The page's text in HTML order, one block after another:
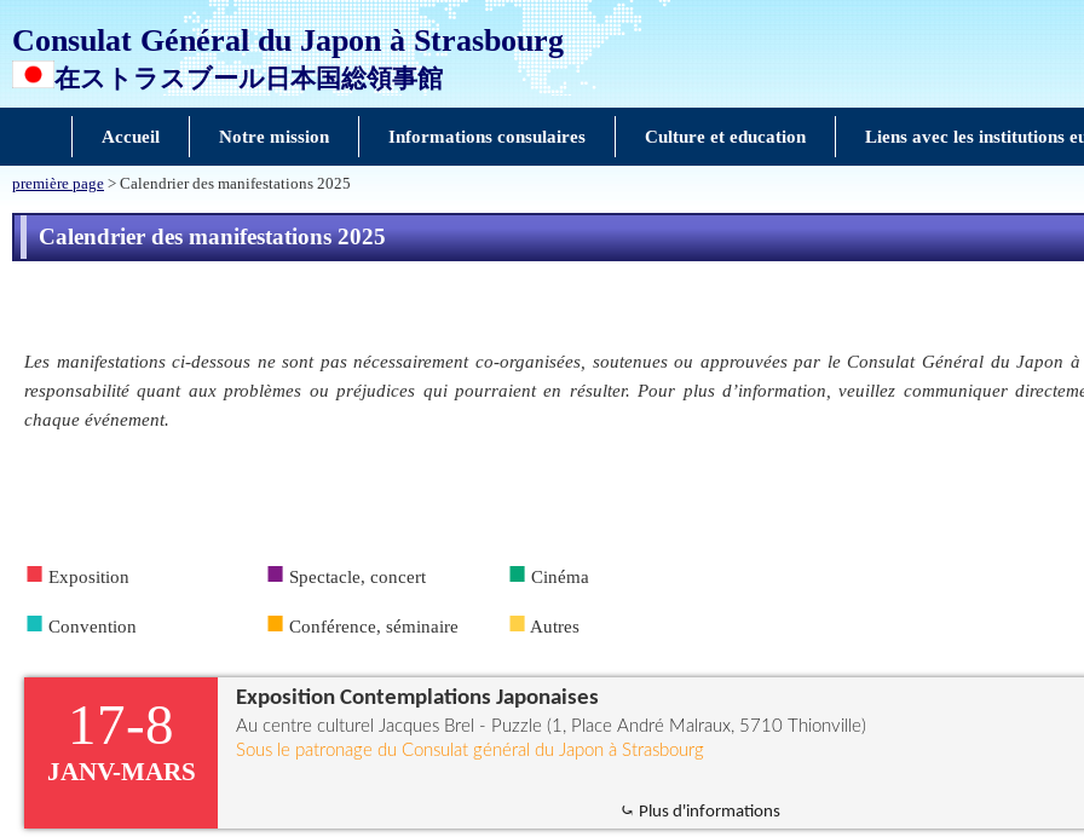
Consulat Général du Japon à Strasbourg
在ストラスブール日本国総領事館
Accueil Notre mission Informations consulaires Culture et education Liens avec les institutions
première page > Calendrier des manifestations 2025
Calendrier des manifestations 2025
Les manifestations ci-dessous ne sont pas nécessairement co-organisées, soutenues ou approuvées par le Consulat Général du Japon
responsabilité quant aux problèmes ou préjudices qui pourraient en résulter. Pour plus d’information, veuillez communiquer
chaque événement.
■ Exposition ■ Spectacle, concert ■ Cinéma
■ Convention ■ Conférence, séminaire ■ Autres
17-8
JANV-MARS
Exposition Contemplations Japonaises
Au centre culturel Jacques Brel - Puzzle (1, Place André Malraux, 5710 Thionville)
Sous le patronage du Consulat général du Japon à Strasbourg
⤿ Plus d'informations